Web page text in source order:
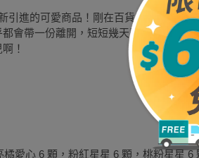
引進的可愛商品！剛在百貨公司快閃櫃
會帶一份離開，短短幾天即售鑿，可是
！
愛心 6 顆，粉紅星星 6 顆，桃粉星星 6